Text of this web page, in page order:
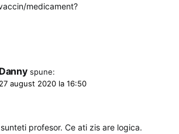
medicament?
Danny spune:
27 august 2020 la 16:50
profesor. Ce ati zis are logica.